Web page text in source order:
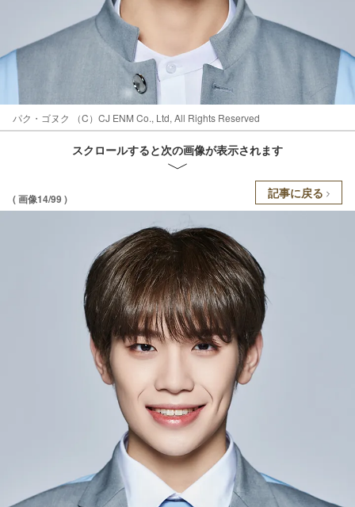
パク・ゴヌク （C）CJ ENM Co., Ltd, All Rights Reserved
スクロールすると次の画像が表示されます
( 画像14/99 ) 記事に戻る